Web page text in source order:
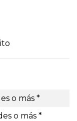
o más *
o más *